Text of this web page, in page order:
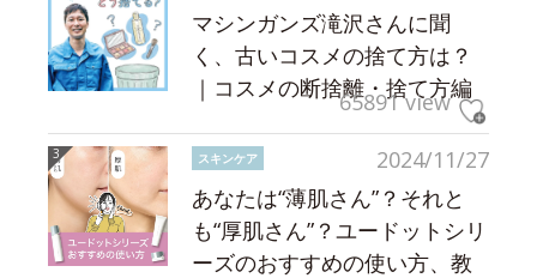
マシンガンズ滝沢さんに聞
く、古いコスメの捨て方は？
｜コスメの断捨離・捨て方編
65891 view
2024/11/27
スキンケア
あなたは“薄肌さん”？それと
も“厚肌さん”？ユードットシリ
ーズのおすすめの使い方、教